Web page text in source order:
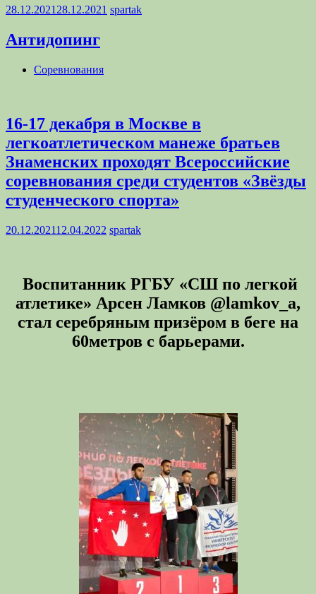
28.12.202128.12.2021 spartak
Антидопинг
Соревнования
16-17 декабря в Москве в
легкоатлетическом манеже братьев
Знаменских проходят Всероссийские
соревнования среди студентов «Звёзды
студенческого спорта»
20.12.202112.04.2022 spartak
Воспитанник РГБУ «СШ по легкой
атлетике» Арсен Ламков @lamkov_a,
стал серебряным призёром в беге на
60метров с барьерами.